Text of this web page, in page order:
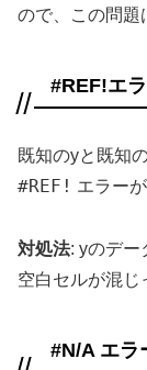
ので、この問題
#REF!エ
既知のyと既知
#REF! エラー
対処法: yのデー
空白セルが混じ
#N/A エラ